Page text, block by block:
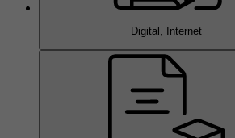
Digital, Internet